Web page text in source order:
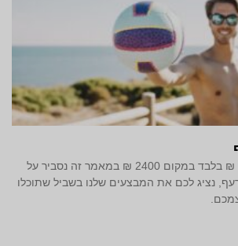
מדרסים לכדורעף 750 ₪ בלבד במקום 2400 ₪ במאמר זה נסביר על
נציג לכם את המבצעים שלנו בשביל שתוכלו